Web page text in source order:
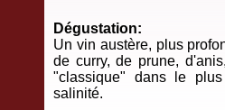
Dégustation:
Un vin austère, plus
de curry, de prune,
"classique" dans le
salinité.